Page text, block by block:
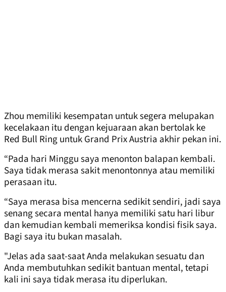
Zhou memiliki kesempatan untuk segera melupakan
kecelakaan itu dengan kejuaraan akan bertolak ke
Red Bull Ring untuk Grand Prix Austria akhir pekan ini.
“Pada hari Minggu saya menonton balapan kembali.
Saya tidak merasa sakit menontonnya atau memiliki
perasaan itu.
“Saya merasa bisa mencerna sedikit sendiri, jadi saya
senang secara mental hanya memiliki satu hari libur
dan kemudian kembali memeriksa kondisi fisik saya.
Bagi saya itu bukan masalah.
"Jelas ada saat-saat Anda melakukan sesuatu dan
Anda membutuhkan sedikit bantuan mental, tetapi
kali ini saya tidak merasa itu diperlukan.